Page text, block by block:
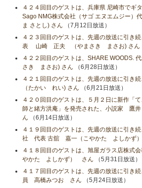
４２４回目のゲストは、兵庫県 尼崎市でギ
Sago NMG株式会社（サゴ エヌエムジー
ま さとし) さん （7月12日放送）
４２３回目のゲストは、先週の放送に引き
表 山崎 正夫 （やまさき まさお) さん
４２２回目のゲストは、SHARE
さき まさお) さん （6月28日放送）
４２１回目のゲストは、先週の放送に引
（たかい れい) さん （6月21日放送）
４２０回目のゲストは、５月２日に新作「
師と緒方洪庵」を発売された、小説家 鷹
ん （6月14日放送）
４１９回目のゲストは、先週の放送に引き
社 代表 古舘 嘉一（こやかた よしかず
４１８回目のゲストは、旭屋ガラス店株
やかた よしかず） さん （5月31日放送）
４１７回目のゲストは、先週の放送に引き
員 高橋みつお さん （5月24日放送）